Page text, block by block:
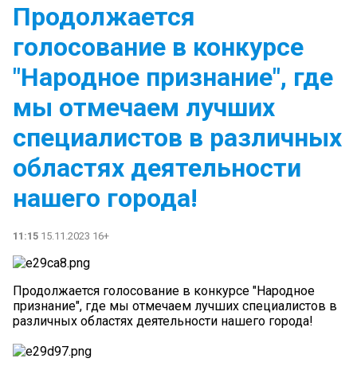
Продолжается
голосование в конкурсе
"Народное признание", где
мы отмечаем лучших
специалистов в различных
областях деятельности
нашего города!
11:15 15.11.2023 16+
Продолжается голосование в конкурсе "Народное
признание", где мы отмечаем лучших специалистов в
различных областях деятельности нашего города!